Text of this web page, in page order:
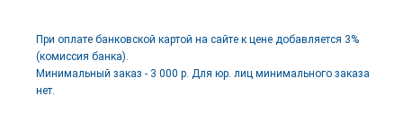
При оплате банковской картой на сайте к цене добавляется 3%
(комиссия банка).
Минимальный заказ - 3 000 р. Для юр. лиц минимального заказа
нет.